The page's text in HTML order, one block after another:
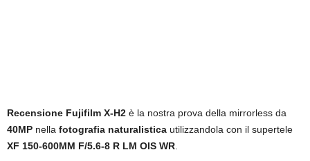
Recensione Fujifilm X-H2 è la nostra prova della mirrorless da
40MP nella fotografia naturalistica utilizzandola con il supertele
XF 150-600MM F/5.6-8 R LM OIS WR.